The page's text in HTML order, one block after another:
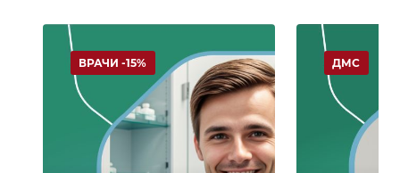
ВРАЧИ -15% ДМС